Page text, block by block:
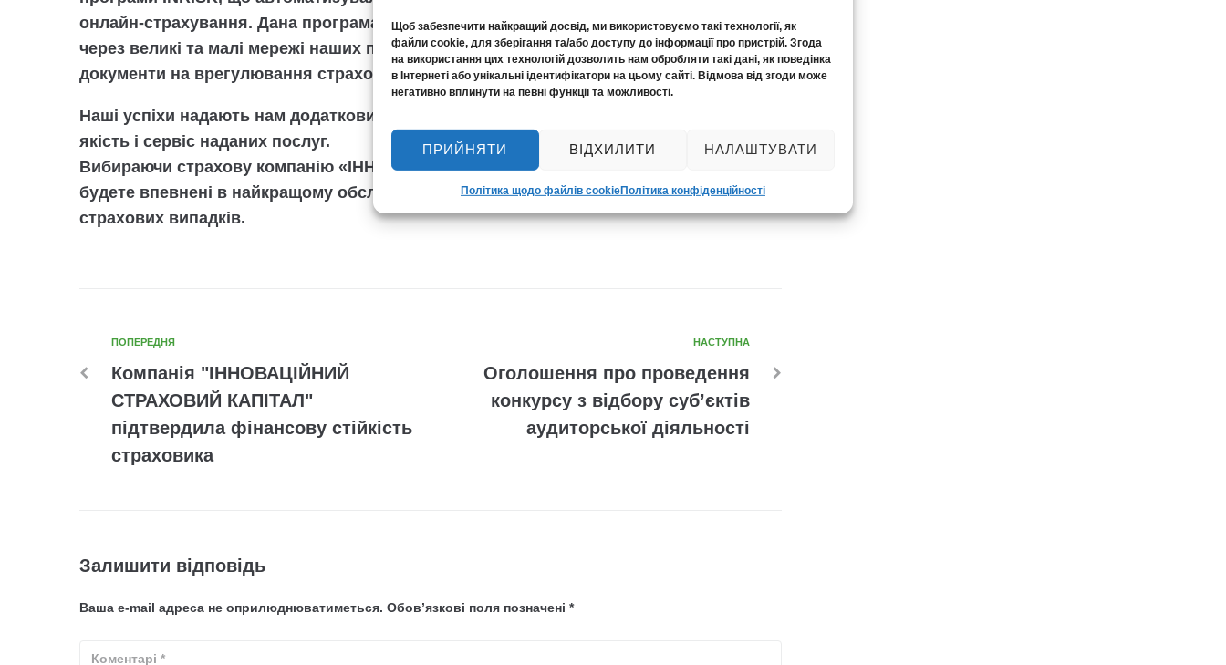
Щоб забезпечити найкращий досвід, ми використовуємо такі технології, як
файли cookie, для зберігання та/або доступу до інформації про пристрій. Згода
на використання цих технологій дозволить нам обробляти такі дані, як поведінка
в Інтернеті або унікальні ідентифікатори на цьому сайті. Відмова від згоди може
негативно вплинути на певні функції та можливості.
ПРИЙНЯТИ ВІДХИЛИТИ НАЛАШТУВАТИ
Політика щодо файлів cookieПолітика конфіденційності
онлайн-страхування. Дана програма дозволяє реалізовувати поліси страхування
через великі та малі мережі наших партнерів, а також дозволяє клієнтам подавати
документи на врегулювання страхового випадку, навіть не виходячи з дому, онлайн.
Наші успіхи надають нам додатковий стимул до постійного розвитку, забезпечуючи
якість і сервіс наданих послуг.
Вибираючи страхову компанію «ІННОВАЦІЙНИЙ СТРАХОВИЙ КАПІТАЛ», ви завжди
будете впевнені в найкращому обслуговуванні та оперативному врегулюванні
страхових випадків.
ПОПЕРЕДНЯ
Компанія "ІННОВАЦІЙНИЙ
СТРАХОВИЙ КАПІТАЛ"
підтвердила фінансову стійкість
страховика
НАСТУПНА
Оголошення про проведення
конкурсу з відбору суб’єктів
аудиторської діяльності
Залишити відповідь
Ваша e-mail адреса не оприлюднюватиметься. Обов’язкові поля позначені *